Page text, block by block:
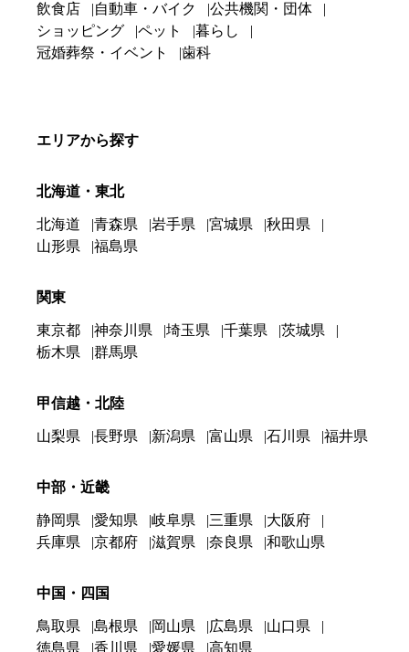
飲食店
自動車・バイク
公共機関・団体
ショッピング
ペット
暮らし
冠婚葬祭・イベント
歯科
エリアから探す
北海道・東北
北海道 青森県 岩手県 宮城県
秋田県
山形県
福島県
関東
東京都 神奈川県 埼玉県 千葉県
茨城県
栃木県
群馬県
甲信越・北陸
山梨県 長野県 新潟県 富山県 石川県 福井県
中部・近畿
静岡県 愛知県 岐阜県 三重県
大阪府
兵庫県
京都府 滋賀県 奈良県 和歌山県
中国・四国
鳥取県 島根県 岡山県 広島県
山口県
徳島県
香川県 愛媛県 高知県